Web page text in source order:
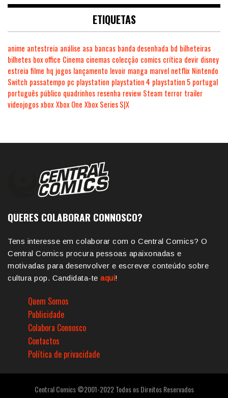
ETIQUETAS
anime antestreia análise asa bancas banda desenhada bd bilheteiras
bilhetes box office Cinema cinemas colecção comics crítica devir disney
estreia filme hq jogos lançamento levoir manga marvel netflix Nintendo
Switch passatempo pc playstation playstation 4 playstation 5 portugal
português público quadrinhos resenha review Steam terror trailer
videojogosxboxXbox One Xbox Series S|X
QUERES COLABORAR CONNOSCO?
Tens interesse em colaborar com o Central Comics? O
Central Comics procura pessoas apaixonadas e
motivadas para desenvolver e escrever conteúdo sobre
cultura pop. Candidata-te aqui!
Quem Somos
Publicidade
Colabora Connosco
Contactos
Política de privacidade
Central Comics ©2001-2022 Todos os Direitos Reservados